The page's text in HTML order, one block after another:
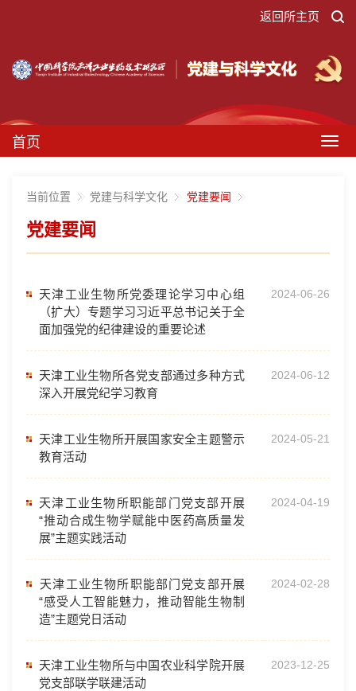
返回所主页
首页
当前位置 党建与科学文化 党建要闻
党建要闻
天津工业生物所党委理论学习中心组
（扩大）专题学习习近平总书记关于全
面加强党的纪律建设的重要论述
2024-06-26
天津工业生物所各党支部通过多种方式
深入开展党纪学习教育
2024-06-12
天津工业生物所开展国家安全主题警示
教育活动
2024-05-21
天津工业生物所职能部门党支部开展
“推动合成生物学赋能中医药高质量发
展”主题实践活动
2024-04-19
​天津工业生物所职能部门党支部开展
“感受人工智能魅力，推动智能生物制
造”主题党日活动
2024-02-28
天津工业生物所与中国农业科学院开展
党支部联学联建活动
2023-12-25